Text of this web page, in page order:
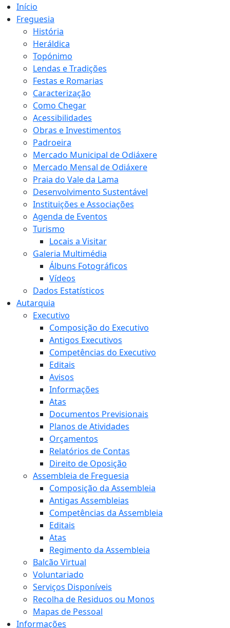
Início
Freguesia
História
Heráldica
Topónimo
Lendas e Tradições
Festas e Romarias
Caracterização
Como Chegar
Acessibilidades
Obras e Investimentos
Padroeira
Mercado Municipal de Odiáxere
Mercado Mensal de Odiáxere
Praia do Vale da Lama
Desenvolvimento Sustentável
Instituições e Associações
Agenda de Eventos
Turismo
Locais a Visitar
Galeria Multimédia
Álbuns Fotográficos
Vídeos
Dados Estatísticos
Autarquia
Executivo
Composição do Executivo
Antigos Executivos
Competências do Executivo
Editais
Avisos
Informações
Atas
Documentos Previsionais
Planos de Atividades
Orçamentos
Relatórios de Contas
Direito de Oposição
Assembleia de Freguesia
Composição da Assembleia
Antigas Assembleias
Competências da Assembleia
Editais
Atas
Regimento da Assembleia
Balcão Virtual
Voluntariado
Serviços Disponíveis
Recolha de Residuos ou Monos
Mapas de Pessoal
Informações